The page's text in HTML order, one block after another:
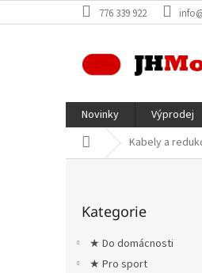
na
776 339 922
Novinky Výprodej
Domů Kabely a
kategorie
Kategorie
★ Do domácnosti
★ Pro sport